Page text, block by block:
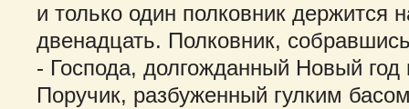
и только один полковник держится
двенадцать. Полковник,
- Господа, долгожданный Новый год
Поручик, разбуженный гулким